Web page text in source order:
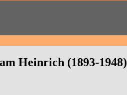
Heinrich (1893-1948)